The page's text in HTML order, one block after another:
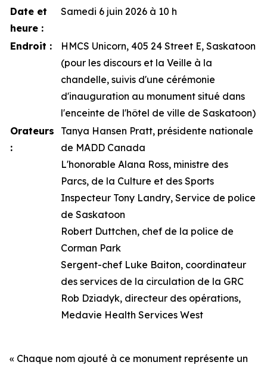
Date et
heure :
Samedi 6 juin 2026 à 10 h
Endroit :
HMCS Unicorn, 405 24 Street E, Saskatoon
(pour les discours et la Veille à la
chandelle, suivis d'une cérémonie
d'inauguration au monument situé dans
l'enceinte de l'hôtel de ville de Saskatoon)
Orateurs
:
Tanya Hansen Pratt, présidente nationale
de MADD Canada
L'honorable Alana Ross, ministre des
Parcs, de la Culture et des Sports
Inspecteur Tony Landry, Service de police
de Saskatoon
Robert Duttchen, chef de la police de
Corman Park
Sergent-chef Luke Baiton, coordinateur
des services de la circulation de la GRC
Rob Dziadyk, directeur des opérations,
Medavie Health Services West
« Chaque nom ajouté à ce monument représente un